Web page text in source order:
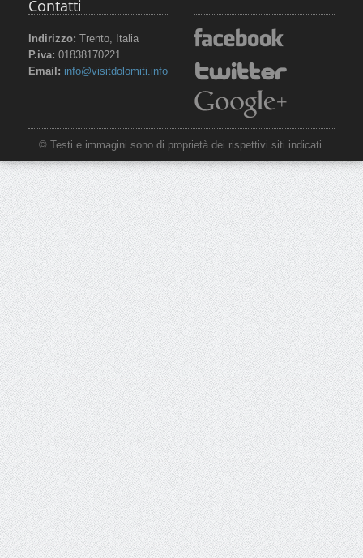
Contatti
Indirizzo: Trento, Italia
P.iva: 01838170221
Email: info@visitdolomiti.info
© Testi e immagini sono di proprietà dei rispettivi siti indicati.